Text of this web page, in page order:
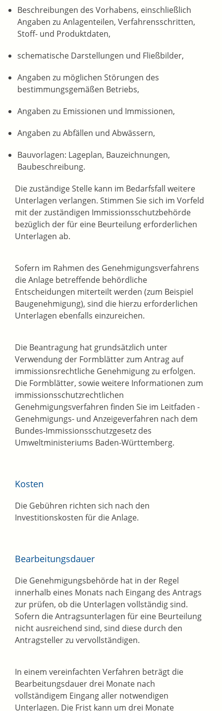
Beschreibungen des Vorhabens, einschließlich
Angaben zu Anlagenteilen, Verfahrensschritten,
Stoff- und Produktdaten,
schematische Darstellungen und Fließbilder,
Angaben zu möglichen Störungen des
bestimmungsgemäßen Betriebs,
Angaben zu Emissionen und Immissionen,
Angaben zu Abfällen und Abwässern,
Bauvorlagen: Lageplan, Bauzeichnungen,
Baubeschreibung.
Die zuständige Stelle kann im Bedarfsfall weitere
Unterlagen verlangen. Stimmen Sie sich im Vorfeld
mit der zuständigen Immissionsschutzbehörde
bezüglich der für eine Beurteilung erforderlichen
Unterlagen ab.
Sofern im Rahmen des Genehmigungsverfahrens
die Anlage betreffende behördliche
Entscheidungen miterteilt werden (zum Beispiel
Baugenehmigung), sind die hierzu erforderlichen
Unterlagen ebenfalls einzureichen.
Die Beantragung hat grundsätzlich unter
Verwendung der Formblätter zum Antrag auf
immissionsrechtliche Genehmigung zu erfolgen.
Die Formblätter, sowie weitere Informationen zum
immissionsschutzrechtlichen
Genehmigungsverfahren finden Sie im Leitfaden -
Genehmigungs- und Anzeigeverfahren nach dem
Bundes-Immissionsschutzgesetz des
Umweltministeriums Baden-Württemberg.
Kosten
Die Gebühren richten sich nach den
Investitionskosten für die Anlage.
Bearbeitungsdauer
Die Genehmigungsbehörde hat in der Regel
innerhalb eines Monats nach Eingang des Antrags
zur prüfen, ob die Unterlagen vollständig sind.
Sofern die Antragsunterlagen für eine Beurteilung
nicht ausreichend sind, sind diese durch den
Antragsteller zu vervollständigen.
In einem vereinfachten Verfahren beträgt die
Bearbeitungsdauer drei Monate nach
vollständigem Eingang aller notwendigen
Unterlagen. Die Frist kann um drei Monate